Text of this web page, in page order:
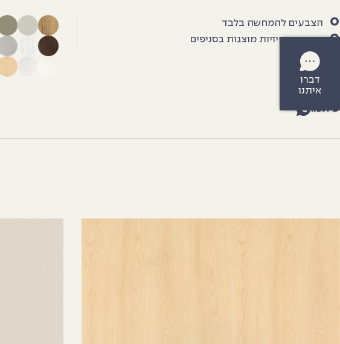
הצבעים להמחשה בלבד
דוגמאות פיזיות מוצגות בסניפים
שיתפו:
דברו
איתנו